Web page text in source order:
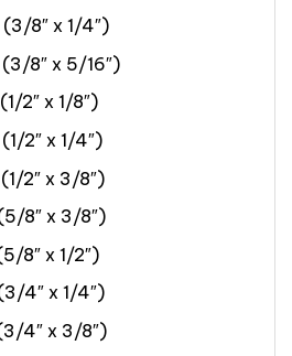
8″ x 1/4″)
8″ x 5/16″)
x 1/8″)
2″ x 1/4″)
2″ x 3/8″)
8″ x 3/8″)
x 1/2″)
4″ x 1/4″)
4″ x 3/8″)